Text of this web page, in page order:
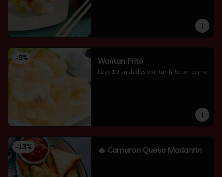
-9% Wantan Frito
lleva 10 unidades wantan frito sin carne
-13% 🔥 Camaron Queso Madanrin